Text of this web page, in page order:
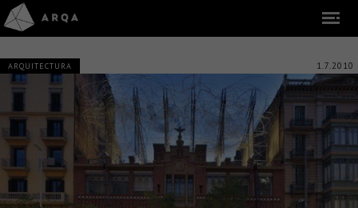
ARQUITECTURA 1.7.2010